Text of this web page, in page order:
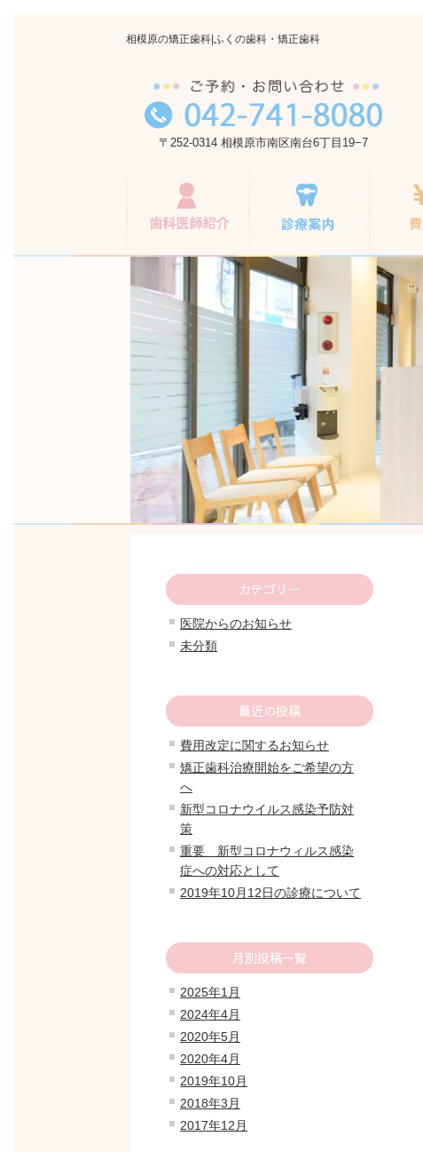
相模原の矯正歯科|ふくの歯科・矯正歯科
〒252-0314 相模原市南区南台6丁目19−7
歯科医師紹介
カテゴリー
医院からのお知らせ
未分類
最近の投稿
費用改定に関するお知らせ
矯正歯科治療開始をご希望の方
へ
新型コロナウイルス感染予防対
策
重要 新型コロナウィルス感染
症への対応として
2019年10月12日の診療について
月別投稿一覧
2025年1月
2024年4月
2020年5月
2020年4月
2019年10月
2018年3月
2017年12月